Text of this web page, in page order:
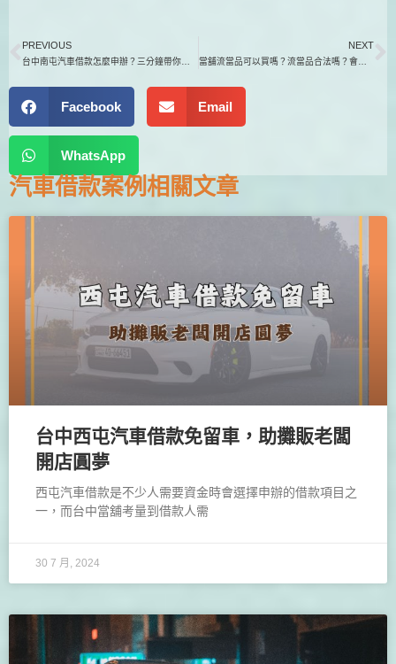
PREVIOUS
台中南屯汽車借款怎麼申辦？三分鐘帶你搞懂！
NEXT
當舖流當品可以買嗎？流當品合法嗎？會不會買到假貨
Facebook Email
WhatsApp
汽車借款案例相關文章
台中西屯汽車借款免留車，助攤販老闆
開店圓夢
西屯汽車借款是不少人需要資金時會選擇申辦的借款項目之
一，而台中當舖考量到借款人需
30 7 月, 2024